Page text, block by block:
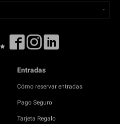
Entradas
Cómo reservar entradas
Pago Seguro
Tarjeta Regalo